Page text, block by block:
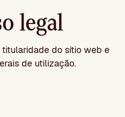
legal
do sítio web e
de utilização.